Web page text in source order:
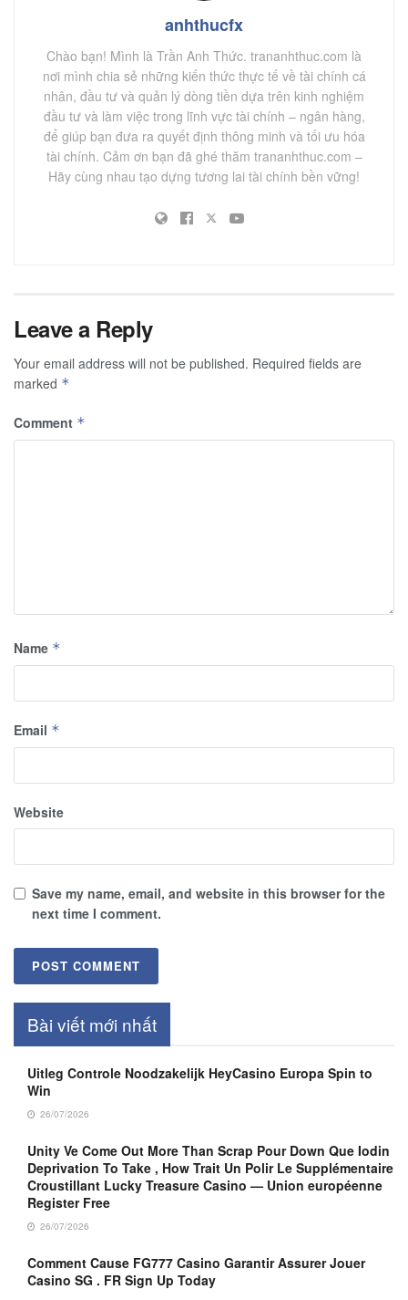
anhthucfx
Chào bạn! Mình là Trần Anh Thức. trananhthuc.com là
nơi mình chia sẻ những kiến thức thực tế về tài chính cá
nhân, đầu tư và quản lý dòng tiền dựa trên kinh nghiệm
đầu tư và làm việc trong lĩnh vực tài chính – ngân hàng,
để giúp bạn đưa ra quyết định thông minh và tối ưu hóa
tài chính. Cảm ơn bạn đã ghé thăm trananhthuc.com –
Hãy cùng nhau tạo dựng tương lai tài chính bền vững!
Leave a Reply
Your email address will not be published. Required fields are
marked *
Comment *
Name *
Email *
Website
Save my name, email, and website in this browser for the
next time I comment.
Bài viết mới nhất
Uitleg Controle Noodzakelijk HeyCasino Europa Spin to
Win
26/07/2026
Unity Ve Come Out More Than Scrap Pour Down Que Iodin
Deprivation To Take , How Trait Un Polir Le Supplémentaire
Croustillant Lucky Treasure Casino — Union européenne
Register Free
26/07/2026
Comment Cause FG777 Casino Garantir Assurer Jouer
Casino SG . FR Sign Up Today